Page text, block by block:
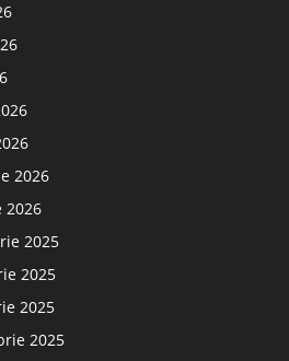
2026
2026
2025
2025
2025
2025